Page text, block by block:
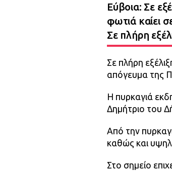
Εύβοια: Σε
φωτιά καίει
Σε πλήρη
Σε πλήρη
απόγευμα της
Η πυρκαγιά
Δημήτριο του
Από την
καθώς και
Στο σημείο